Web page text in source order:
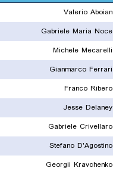
Valerio Aboian
Gabriele Maria Noce
Michele Mecarelli
Gianmarco Ferrari
Franco Ribero
Jesse Delaney
Gabriele Crivellaro
Stefano D'Agostino
Georgii Kravchenko